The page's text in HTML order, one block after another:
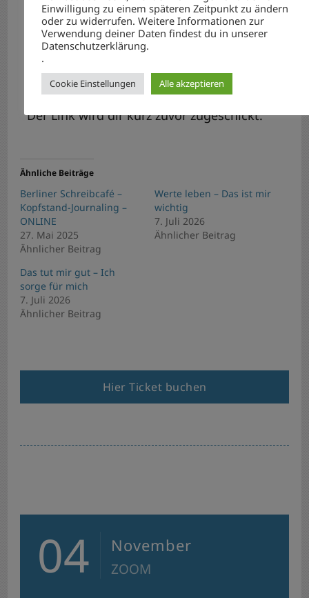
Du brauchst keine Schreiberfahrung für
den Workshop!
Der Workshop findet per ZOOM statt.
Der Link wird dir kurz zuvor zugeschickt.
Ähnliche Beiträge
Berliner Schreibcafé –
Kopfstand-Journaling –
ONLINE
27. Mai 2025
Ähnlicher Beitrag
Werte leben – Das ist mir
wichtig
7. Juli 2026
Ähnlicher Beitrag
Das tut mir gut – Ich
sorge für mich
7. Juli 2026
Ähnlicher Beitrag
Hier Ticket buchen
04 November
ZOOM
Einwilligung zu einem späteren Zeitpunkt zu ändern
oder zu widerrufen. Weitere Informationen zur
Verwendung deiner Daten findest du in unserer
Datenschutzerklärung.
.
Cookie Einstellungen Alle akzeptieren